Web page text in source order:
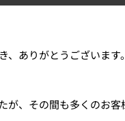
ありがとうございます。
が、その間も多くのお